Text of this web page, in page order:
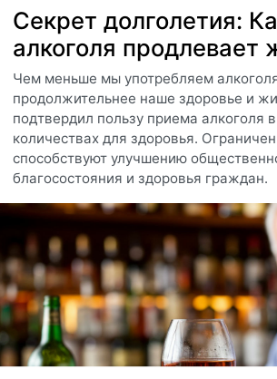
Секрет долголетия:
алкоголя продлевает
Чем меньше мы употребляем
продолжительнее наше здоровье и
подтвердил пользу приема алкоголя
количествах для здоровья.
способствуют улучшению
благосостояния и здоровья граждан.